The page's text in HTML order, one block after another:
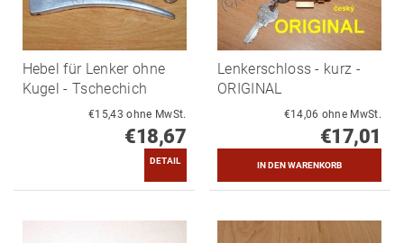
Hebel für Lenker ohne
Kugel - Tschechich
€15,43 ohne MwSt.
€18,67
DETAIL
Lenkerschloss - kurz -
ORIGINAL
€14,06 ohne MwSt.
€17,01